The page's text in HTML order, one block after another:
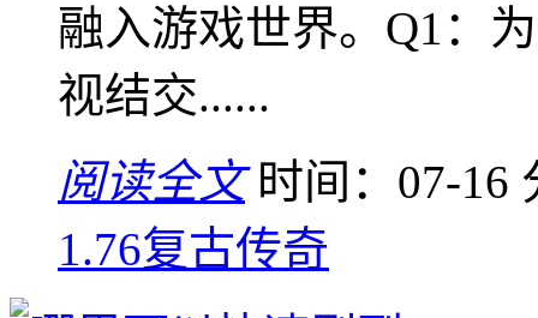
融入游戏世界。Q1：
视结交......
阅读全文 时间：07-16
1.76复古传奇